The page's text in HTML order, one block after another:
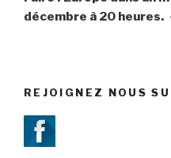
décembre à 20 heures.
REJOIGNEZ NOUS